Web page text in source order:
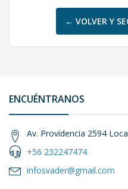
← VOLVER Y
ENCUÉNTRANOS
Av. Providencia 2594
+56 232247474
infosvader@gmail.com